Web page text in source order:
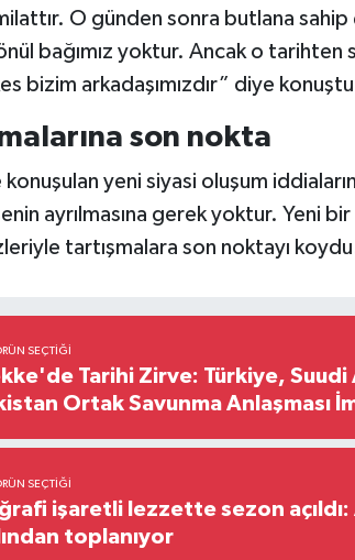
O günden sonra butlana sahip
bağımız yoktur. Ancak o tarihten
bizim arkadaşımızdır” diye
son nokta
yeni siyasi oluşum
ayrılmasına gerek yoktur. Yeni
tartışmalara son noktayı
SEÇTIĞI
Tarihi Zirve: Türkiye,
Ortak Savunma Anlaşması
SEÇTIĞI
işaretli lezzette sezon
toplanıyor